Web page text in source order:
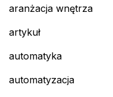
aranżacja wnętrza
artykuł
automatyka
automatyzacja